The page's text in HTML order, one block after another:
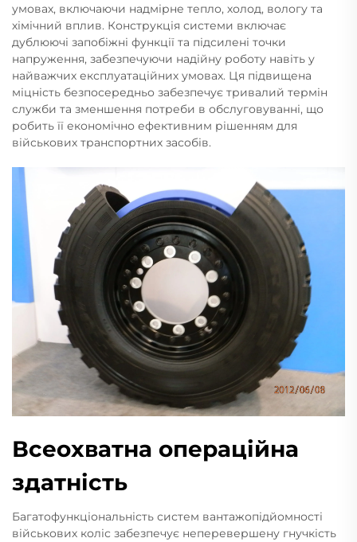
умовах, включаючи надмірне тепло, холод, вологу та
хімічний вплив. Конструкція системи включає
дублюючі запобіжні функції та підсилені точки
напруження, забезпечуючи надійну роботу навіть у
найважчих експлуатаційних умовах. Ця підвищена
міцність безпосередньо забезпечує тривалий термін
служби та зменшення потреби в обслуговуванні, що
робить її економічно ефективним рішенням для
військових транспортних засобів.
Всеохватна операційна
здатність
Багатофункціональність систем вантажопідйомності
військових коліс забезпечує неперевершену гнучкість